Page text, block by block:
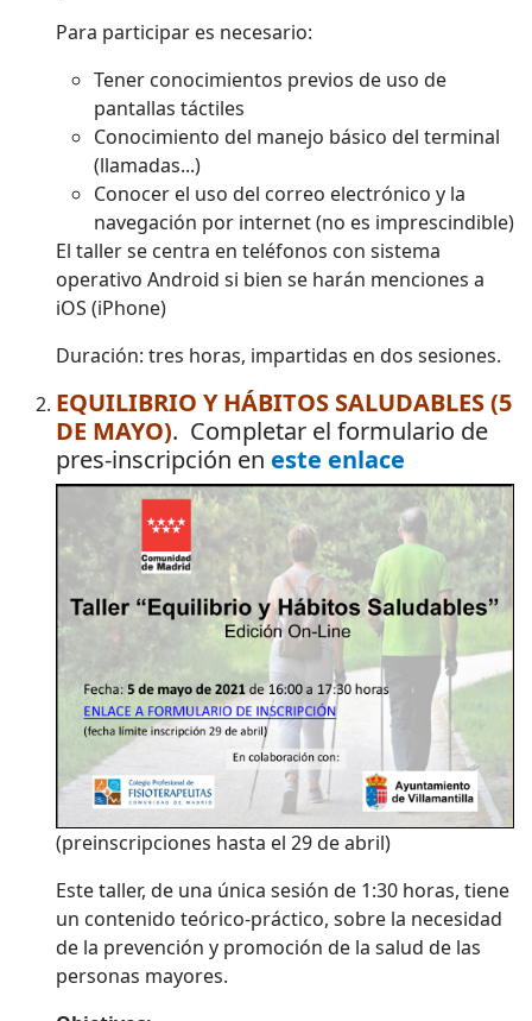
Para participar es necesario:
Tener conocimientos previos de uso de
pantallas táctiles
Conocimiento del manejo básico del terminal
(llamadas...)
Conocer el uso del correo electrónico y la
navegación por internet (no es imprescindible)
El taller se centra en teléfonos con sistema
operativo Android si bien se harán menciones a
iOS (iPhone)
Duración: tres horas, impartidas en dos sesiones.
EQUILIBRIO Y HÁBITOS SALUDABLES (5
DE MAYO). Completar el formulario de
pres-inscripción en este enlace
(preinscripciones hasta el 29 de abril)
Este taller, de una única sesión de 1:30 horas, tiene
un contenido teórico-práctico, sobre la necesidad
de la prevención y promoción de la salud de las
personas mayores.